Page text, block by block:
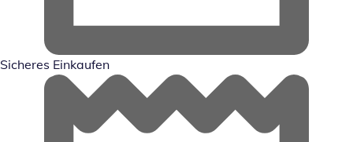
Sicheres Einkaufen